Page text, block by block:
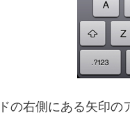
の右側にある矢印の